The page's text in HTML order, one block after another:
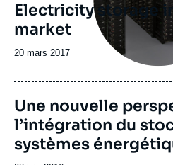
Electricity storage
market
Date
publication
20 mars 2017
Image
principale
Une nouvelle
l’intégration du
systèmes